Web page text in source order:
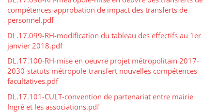
compétences-approbation de impact des transferts de
personnel.pdf
DL.17.099-RH-modification du tableau des effectifs au 1er
janvier 2018.pdf
DL.17.100-RH-mise en oeuvre projet métropolitain 2017-
2030-statuts métropole-transfert nouvelles compétences
facultatives.pdf
DL.17.101-CULT-convention de partenariat entre mairie
Ingré et les associations.pdf